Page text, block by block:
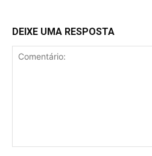
DEIXE UMA RESPOSTA